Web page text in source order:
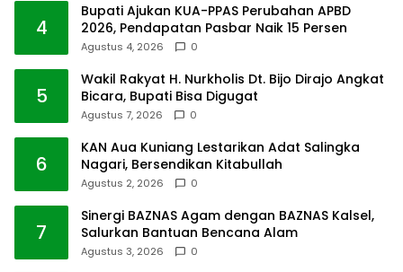
4
Bupati Ajukan KUA-PPAS Perubahan APBD
2026, Pendapatan Pasbar Naik 15 Persen
Agustus 4, 2026 0
5
Wakil Rakyat H. Nurkholis Dt. Bijo Dirajo Angkat
Bicara, Bupati Bisa Digugat
Agustus 7, 2026 0
6
KAN Aua Kuniang Lestarikan Adat Salingka
Nagari, Bersendikan Kitabullah
Agustus 2, 2026 0
7
Sinergi BAZNAS Agam dengan BAZNAS Kalsel,
Salurkan Bantuan Bencana Alam
Agustus 3, 2026 0